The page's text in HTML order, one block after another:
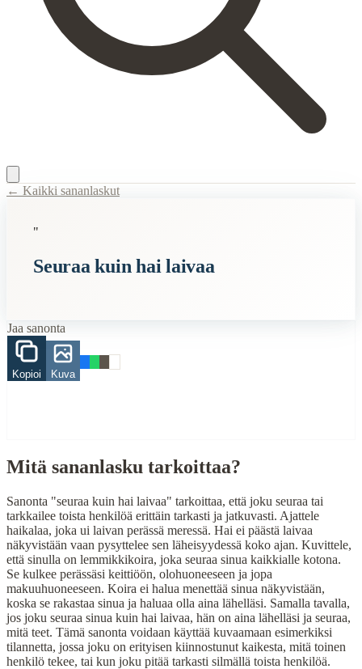
Description:Sanonta "seuraa kuin hai laivaa" tarkoittaa, että joku
Suomalaiset
Eläimet
Related Topics
Finding Finnish proverbs about specific topics
Learning Finnish language through proverbs
Finding quotes for speeches or writing
Cultural Context
Language:Finnish (suomi)
Origin:Finland
Period:Traditional folk wisdom
← Kaikki sananlaskut
"
Seuraa kuin hai laivaa
Jaa sanonta
Kopioi Kuva
Mitä sananlasku tarkoittaa?
Sanonta "seuraa kuin hai laivaa" tarkoittaa, että joku seuraa tai
tarkkailee toista henkilöä erittäin tarkasti ja jatkuvasti. Ajattele
haikalaa, joka ui laivan perässä meressä. Hai ei päästä laivaa
näkyvistään vaan pysyttelee sen läheisyydessä koko ajan. Kuvittele,
että sinulla on lemmikkikoira, joka seuraa sinua kaikkialle kotona.
Se kulkee perässäsi keittiöön, olohuoneeseen ja jopa
makuuhuoneeseen. Koira ei halua menettää sinua näkyvistään,
koska se rakastaa sinua ja haluaa olla aina lähelläsi. Samalla tavalla,
jos joku seuraa sinua kuin hai laivaa, hän on aina lähelläsi ja seuraa,
mitä teet. Tämä sanonta voidaan käyttää kuvaamaan esimerkiksi
tilannetta, jossa joku on erityisen kiinnostunut kaikesta, mitä toinen
henkilö tekee, tai kun joku pitää tarkasti silmällä toista henkilöä.